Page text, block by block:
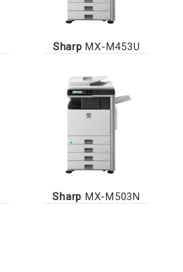
Sharp MX-M453U
Sharp MX-M503N